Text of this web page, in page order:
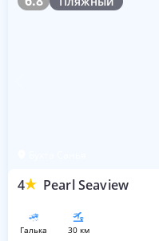
4 Pearl Seaview
галька 30 км